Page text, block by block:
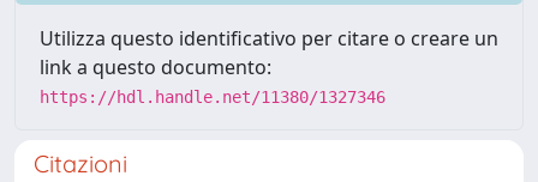
Utilizza questo identificativo per citare o creare un
link a questo documento:
https://hdl.handle.net/11380/1327346
Citazioni